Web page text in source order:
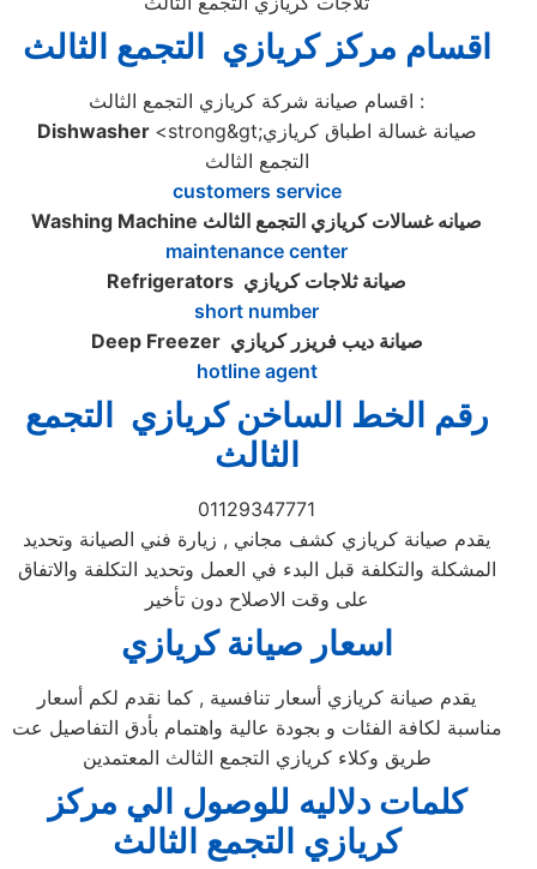
اقسام مركز كريازي التجمع الثالث
اقسام صيانة شركة كريازي التجمع الثالث :
Dishwasher <strong&gt;صيانة غسالة اطباق كريازي
التجمع الثالث
customers service
Washing Machine صيانه غسالات كريازي التجمع الثالث
maintenance center
Refrigerators صيانة ثلاجات كريازي
short number
Deep Freezer صيانة ديب فريزر كريازي
hotline agent
رقم الخط الساخن كريازي التجمع
الثالث
01129347771
يقدم صيانة كريازي كشف مجاني , زيارة فني الصيانة وتحديد
المشكلة والتكلفة قبل البدء في العمل وتحديد التكلفة والاتفاق
على وقت الاصلاح دون تأخير
اسعار صيانة كريازي
يقدم صيانة كريازي أسعار تنافسية , كما نقدم لكم أسعار
مناسبة لكافة الفئات و بجودة عالية واهتمام بأدق التفاصيل عت
طريق وكلاء كريازي التجمع الثالث المعتمدين
كلمات دلاليه للوصول الي مركز
كريازي التجمع الثالث